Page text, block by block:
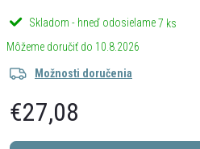
Skladom - hneď odosielame7 ks
10.8.2026
Možnosti doručenia
€27,08